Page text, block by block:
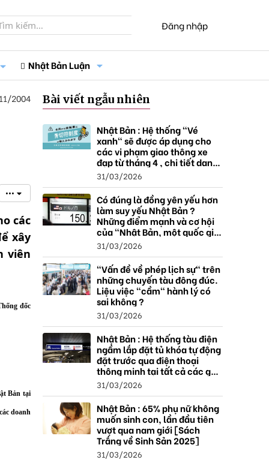
Đăng nhập
Nhật Bản Luận
2004
•••
các
xây
viên
đốc
Bản tại
doanh
Bài viết ngẫu nhiên
Nhật Bản : Hệ thống "Vé
xanh" sẽ được áp dụng cho
các vi phạm giao thông xe
đạp từ tháng 4 , chi tiết danh
sách và mức xử phạt.
31/03/2026
Có đúng là đồng yên yếu hơn
làm suy yếu Nhật Bản ?
Những điểm mạnh và cơ hội
của "Nhật Bản, một quốc gia
thặng dư".
31/03/2026
"Vấn đề về phép lịch sự" trên
những chuyến tàu đông đúc.
Liệu việc "cầm" hành lý có
sai không ?
31/03/2026
Nhật Bản : Hệ thống tàu điện
ngầm lắp đặt tủ khóa tự động
đặt trước qua điện thoại
thông minh tại tất cả các ga ,
mở rộng mạng lưới do nhu
cầu tăng.
31/03/2026
Nhật Bản : 65% phụ nữ không
muốn sinh con, lần đầu tiên
vượt qua nam giới [Sách
Trắng về Sinh Sản 2025]
31/03/2026